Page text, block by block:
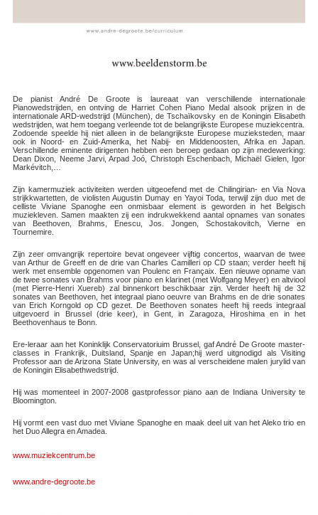
De pianist André De Groote is laureaat van verschillende internationale
Pianowedstrijden, en ontving de Harriet Cohen Piano Medal alsook prijzen in de
internationale ARD-wedstrijd (München), de Tschaïkovsky en de Koningin Elisabeth
wedstrijden, wat hem toegang verleende tot de belangrijkste Europese muziekcentra.
Zodoende speelde hij niet alleen in de belangrijkste Europese muzieksteden, maar
ook in Noord- en Zuid-Amerika, het Nabij- en Middenoosten, Afrika en Japan.
Verschillende eminente dirigenten hebben een beroep gedaan op zijn medewerking:
Dean Dixon, Neeme Jarvi, Arpad Joó, Christoph Eschenbach, Michaël Gielen, Igor
Markévitch,…
Zijn kamermuziek activiteiten werden uitgeoefend met de Chilingirian- en Via Nova
strijkkwartetten, de violisten Augustin Dumay en Yayoi Toda, terwijl zijn duo met de
celliste Viviane Spanoghe een onmisbaar element is geworden in het Belgisch
muziekleven. Samen maakten zij een indrukwekkend aantal opnames van sonates
van Beethoven, Brahms, Enescu, Jos. Jongen, Schostakovitch, Vierne en
Tournemire.
Zijn zeer omvangrijk repertoire bevat ongeveer vijftig concertos, waarvan de twee
van Arthur de Greeff en de drie van Charles Camilleri op CD staan; verder heeft hij
werk met ensemble opgenomen van Poulenc en Françaix. Een nieuwe opname van
de twee sonates van Brahms voor piano en klarinet (met Wolfgang Meyer) en altviool
(met Pierre-Henri Xuereb) zal binnenkort beschikbaar zijn. Verder heeft hij de 32
sonates van Beethoven, het integraal piano oeuvre van Brahms en de drie sonates
van Erich Korngold op CD gezet. De Beethoven sonates heeft hij reeds integraal
uitgevoerd in Brussel (drie keer), in Gent, in Zaragoza, Hiroshima en in het
Beethovenhaus te Bonn.
Ere-leraar aan het Koninklijk Conservatoriuim Brussel, gaf André De Groote master-
classes in Frankrijk, Duitsland, Spanje en Japan;hij werd uitgnodigd als Visiting
Professor aan de Arizona State University, en was al verscheidene malen jurylid van
de Koningin Elisabethwedstrijd.
Hij was momenteel in 2007-2008 gastprofessor piano aan de Indiana University te
Bloomington.
Hij vormt een vast duo met Viviane Spanoghe en maak deel uit van het Aleko trio en
het Duo Allegra en Amadea.
www.muziekcentrum.be
www.andre-degroote.be